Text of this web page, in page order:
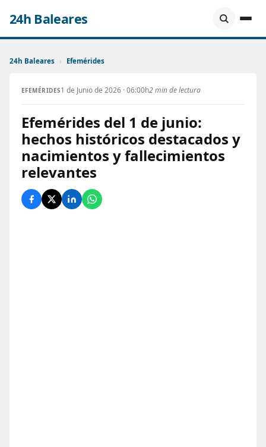
24h Baleares
24h Baleares › Efemérides
EFEMÉRIDES1 de Junio de 2026 · 06:00h2 min de lectura
Efemérides del 1 de junio:
hechos históricos destacados y
nacimientos y fallecimientos
relevantes